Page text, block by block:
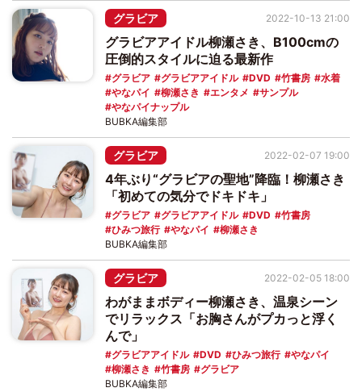
グラビア
グラビアアイドル柳瀬さき、B100cmの
圧倒的スタイルに迫る最新作
グラビア グラビアアイドル DVD 竹書房
水着
やなパイ
柳瀬さき エンタメ
サンプル
やなパイナップル
2022-10-13 21:00
BUBKA編集部
グラビア
4年ぶり“グラビアの聖地”降臨！柳瀬さき
「初めての気分でドキドキ」
グラビア グラビアアイドル DVD
竹書房
ひみつ旅行
やなパイ 柳瀬さき
2022-02-07 19:00
BUBKA編集部
グラビア
わがままボディー柳瀬さき、温泉シーン
でリラックス「お胸さんがプカっと浮く
んで」
グラビアアイドル DVD ひみつ旅行
やなパイ
柳瀬さき
竹書房 グラビア
2022-02-05 18:00
BUBKA編集部